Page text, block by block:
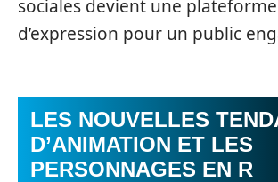
sociales devient une plateforme
d’expression pour un public
LES NOUVELLES
D’ANIMATION ET LES
PERSONNAGES EN R